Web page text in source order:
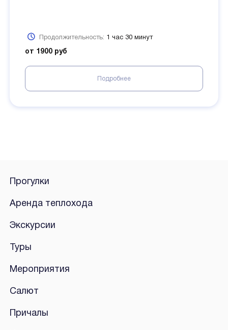
Продолжительность: 1 час 30 минут
от 1900 руб
Подробнее
Прогулки
Аренда теплохода
Экскурсии
Туры
Мероприятия
Салют
Причалы